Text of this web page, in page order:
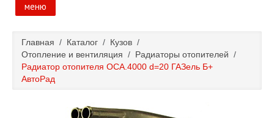
меню
Каталог
Главная / Каталог / Кузов /
Отопление и вентиляция / Радиаторы отопителей /
Радиатор отопителя ОСА.4000 d=20 ГАЗель Б+
АвтоРад